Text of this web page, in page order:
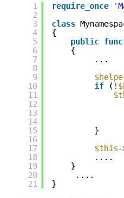
1
2
3
4
5
6
7
8
9
10
11
12
13
14
15
16
17
18
19
20
21
require_once
class
{
public
{
...
if
(!
}
$this
....
}
....
}